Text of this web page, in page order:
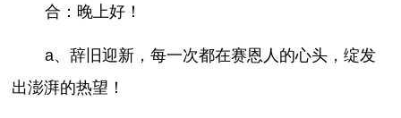
合：晚上好！
a、辞旧迎新，每一次都在赛恩人的心头，绽发
出澎湃的热望！